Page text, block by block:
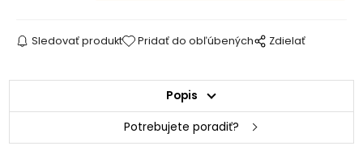
Sledovať produkt Pridať do obľúbených Zdielať
Popis
Potrebujete poradiť?